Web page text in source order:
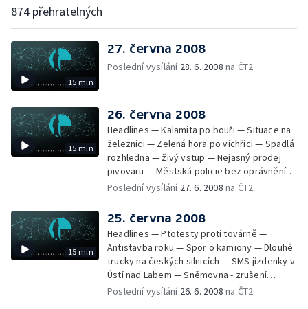
874 přehratelných
15 min
27. června 2008
Poslední vysílání 28. 6. 2008 na ČT2
15 min
26. června 2008
Headlines — Kalamita po bouři — Situace na
železnici — Zelená hora po vichřici — Spadlá
rozhledna — živý vstup — Nejasný prodej
pivovaru — Městská policie bez oprávnění
měřit rychlost — Zákon o odpadech —
Hodiny ze sbírek Pražského hradu
Poslední vysílání 27. 6. 2008 na ČT2
15 min
25. června 2008
Headlines — Ptotesty proti továrně —
Antistavba roku — Spor o kamiony — Dlouhé
trucky na českých silnicích — SMS jízdenky v
Ústí nad Labem — Sněmovna - zrušení
poplatků za novorozence a důchod — Stát
Poslední vysílání 26. 6. 2008 na ČT2